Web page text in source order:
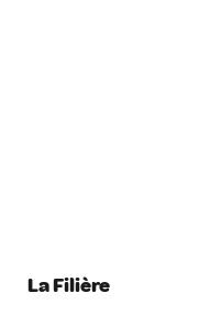
La Filière